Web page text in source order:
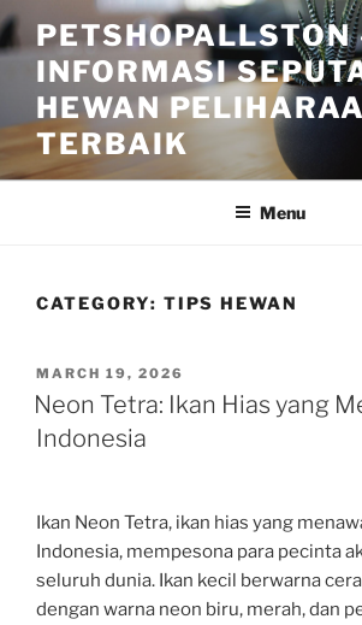
Skip
to
content
PETSHOPALLSTON
INFORMASI
HEWAN
TERBAIK
Menu
CATEGORY: TIPS HEWAN
POSTED
ON
MARCH 19, 2026
Neon Tetra: Ikan Hias yang
Indonesia
Ikan Neon Tetra, ikan hias yang
Indonesia, mempesona para pecinta
seluruh dunia. Ikan kecil berwarna
dengan warna neon biru, merah, dan